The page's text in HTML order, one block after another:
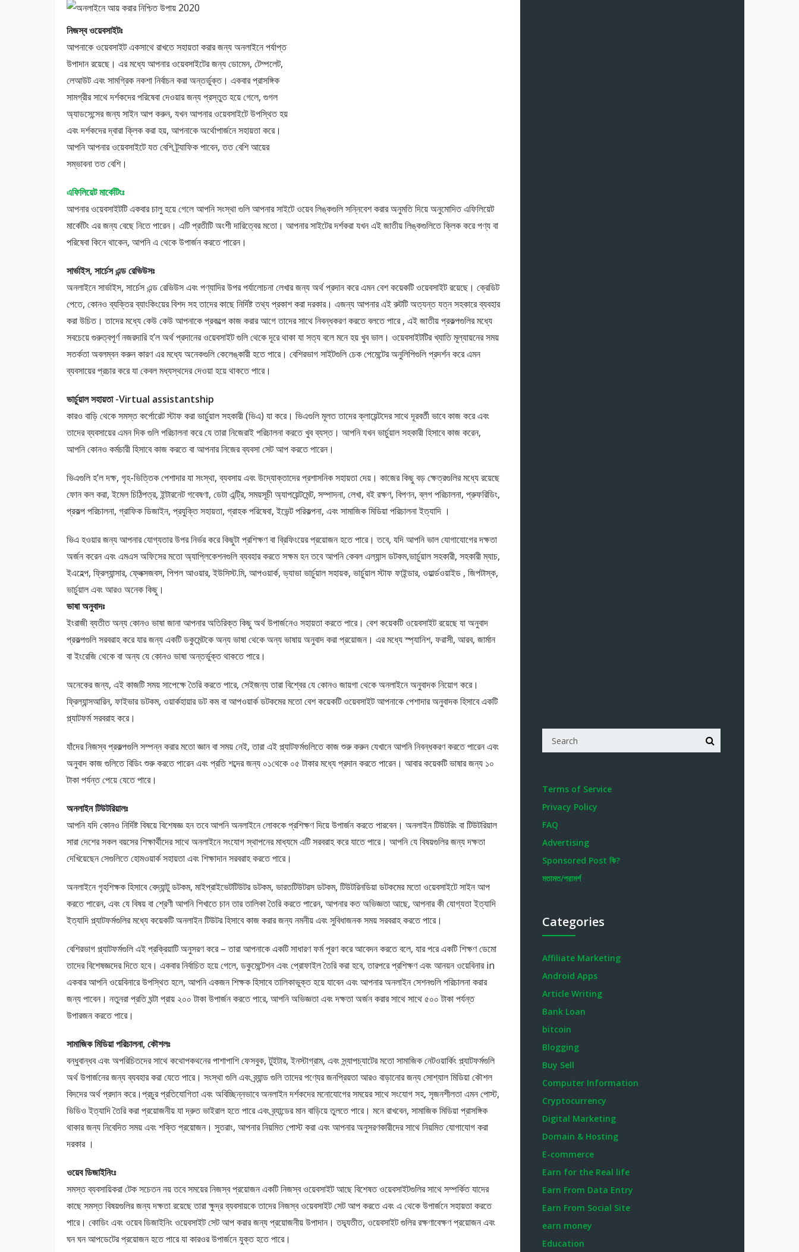
নিজস্ব ওয়েবসাইটঃ
আপনাকে ওয়েবসাইট একসাথে রাখতে সহায়তা করার জন্য অনলাইনে পর্যাপ্ত
উপাদান রয়েছে। এর মধ্যে আপনার ওয়েবসাইটের জন্য ডোমেন, টেম্পলেট,
লেআউট এবং সামগ্রিক নকশা নির্বাচন করা অন্তর্ভুক্ত। একবার প্রাসঙ্গিক
সামগ্রীর সাথে দর্শকদের পরিষেবা দেওয়ার জন্য প্রস্তুত হয়ে গেলে, গুগল
অ্যাডসেন্সের জন্য সাইন আপ করুন, যখন আপনার ওয়েবসাইটে উপস্থিত হয়
এবং দর্শকদের দ্বারা ক্লিক করা হয়, আপনাকে অর্থোপার্জনে সহায়তা করে।
আপনি আপনার ওয়েবসাইটে যত বেশি ট্র্যাফিক পাবেন, তত বেশি আয়ের
সম্ভাবনা তত বেশি।
এফিলিয়েট মার্কেটিংঃ
আপনার ওয়েবসাইটটি একবার চালু হয়ে গেলে আপনি সংস্থা গুলি আপনার সাইটে ওয়েব লিঙ্কগুলি সন্নিবেশ করার অনুমতি দিয়ে অনুমোদিত এফিলিয়েট
মার্কেটিং এর জন্য বেছে নিতে পারেন। এটি প্রতীটি অংশী দারিত্বের মতো। আপনার সাইটের দর্শকরা যখন এই জাতীয় লিঙ্কগুলিতে ক্লিক করে পণ্য বা
পরিষেবা কিনে থাকেন, আপনি এ থেকে উপার্জন করতে পারেন।
সার্ভাইস, সার্চেস এন্ড রেভিউসঃ
অনলাইনে সার্ভাইস, সার্চেস এন্ড রেভিউস এবং পণ্যাদির উপর পর্যালোচনা লেখার জন্য অর্থ প্রদান করে এমন বেশ কয়েকটি ওয়েবসাইট রয়েছে। ক্রেডিট
পেতে, কোনও ব্যক্তির ব্যাংকিংয়ের বিশদ সহ তাদের কাছে নির্দিষ্ট তথ্য প্রকাশ করা দরকার। এজন্য আপনার এই রুটটি অত্যন্ত যত্ন সহকারে ব্যবহার
করা উচিত। তাদের মধ্যে কেউ কেউ আপনাকে প্রকল্পে কাজ করার আগে তাদের সাথে নিবন্ধকরণ করতে বলতে পারে , এই জাতীয় প্রকল্পগুলির মধ্যে
সবচেয়ে গুরুত্বপূর্ণ নজরদারি হ’ল অর্থ প্রদানের ওয়েবসাইট গুলি থেকে দূরে থাকা যা সত্য বলে মনে হয় খুব ভাল। ওয়েবসাইটটির খ্যাতি মূল্যায়নের সময়
সতর্কতা অবলম্বন করুন কারণ এর মধ্যে অনেকগুলি কেলেঙ্কারী হতে পারে। বেশিরভাগ সাইটগুলি চেক পেমেন্টের অনুলিপিগুলি প্রদর্শন করে এমন
ব্যবসায়ের প্রচার করে যা কেবল মধ্যস্থদের দেওয়া হয়ে থাকতে পারে।
ভার্চুয়াল সহায়তা -Virtual assistantship
কারও বাড়ি থেকে সমস্ত কর্পোরেট স্টাফ করা ভার্চুয়াল সহকারী (ভিএ) যা করে। ভিএগুলি মূলত তাদের ক্লায়েন্টদের সাথে দূরবর্তী ভাবে কাজ করে এবং
তাদের ব্যবসায়ের এমন দিক গুলি পরিচালনা করে যে তারা নিজেরাই পরিচালনা করতে খুব ব্যস্ত। আপনি যখন ভার্চুয়াল সহকারী হিসাবে কাজ করেন,
আপনি কোনও কর্মচারী হিসাবে কাজ করতে বা আপনার নিজের ব্যবসা সেট আপ করতে পারেন।
ভিএগুলি হ’ল দক্ষ, গৃহ-ভিত্তিক পেশাদার যা সংস্থা, ব্যবসায় এবং উদ্যোক্তাদের প্রশাসনিক সহায়তা দেয়। কাজের কিছু বড় ক্ষেত্রগুলির মধ্যে রয়েছে
ফোন কল করা, ইমেল চিঠিপত্র, ইন্টারনেট গবেষণা, ডেটা এন্ট্রি, সময়সূচী অ্যাপয়েন্টমেন্ট, সম্পাদনা, লেখা, বই রক্ষণ, বিপণন, ব্লগ পরিচালনা, প্রুফরিডিং,
প্রকল্প পরিচালনা, গ্রাফিক ডিজাইন, প্রযুক্তি সহায়তা, গ্রাহক পরিষেবা, ইভেন্ট পরিকল্পনা, এবং সামাজিক মিডিয়া পরিচালনা ইত্যাদি ।
ভিএ হওয়ার জন্য আপনার যোগ্যতার উপর নির্ভর করে কিছুটা প্রশিক্ষণ বা ব্রিফিংয়ের প্রয়োজন হতে পারে। তবে, যদি আপনি ভাল যোগাযোগের দক্ষতা
অর্জন করেন এবং এমএস অফিসের মতো অ্যাপ্লিকেশনগুলি ব্যবহার করতে সক্ষম হন তবে আপনি কেবল এল্যান্স ডটকম,ভার্চুয়াল সহকারী, সহকারী ম্যাচ,
ইএহেল্প, ফ্রিল্যান্সার, ফ্লেক্সজবস, পিপল আওয়ার, ইউসিস্ট.মি, আপওয়ার্ক, ভ্যাভা ভার্চুয়াল সহায়ক, ভার্চুয়াল স্টাফ ফাইন্ডার, ওয়ার্ল্ডওয়াইড , জিপটাস্ক,
ভার্চুয়াল এবং আরও অনেক কিছু।
ভাষা অনুবাদঃ
ইংরাজী ব্যতীত অন্য কোনও ভাষা জানা আপনার অতিরিক্ত কিছু অর্থ উপার্জনেও সহায়তা করতে পারে। বেশ কয়েকটি ওয়েবসাইট রয়েছে যা অনুবাদ
প্রকল্পগুলি সরবরাহ করে যার জন্য একটি ডকুমেন্টকে অন্য ভাষা থেকে অন্য ভাষায় অনুবাদ করা প্রয়োজন। এর মধ্যে স্প্যানিশ, ফরাসী, আরব, জার্মান
বা ইংরেজি থেকে বা অন্য যে কোনও ভাষা অন্তর্ভুক্ত থাকতে পারে।
অনেকের জন্য, এই কাজটি সময় সাপেক্ষে তৈরি করতে পারে, সেইজন্য তারা বিশ্বের যে কোনও জায়গা থেকে অনলাইনে অনুবাদক নিয়োগ করে।
ফ্রিল্যান্সআরিন, ফাইভার ডটকম, ওয়ার্কহায়ার ডট কম বা আপওয়ার্ক ডটকমের মতো বেশ কয়েকটি ওয়েবসাইট আপনাকে পেশাদার অনুবাদক হিসাবে একটি
প্ল্যাটফর্ম সরবরাহ করে।
যাঁদের নিজস্ব প্রকল্পগুলি সম্পন্ন করার মতো জ্ঞান বা সময় নেই, তারা এই প্ল্যাটফর্মগুলিতে কাজ শুরু করুন যেখানে আপনি নিবন্ধকরণ করতে পারেন এবং
অনুবাদ কাজ গুলিতে বিডিং শুরু করতে পারেন এবং প্রতি শব্দের জন্য ০১থেকে ০৫ টাকার মধ্যে প্রদান করতে পারেন। আবার কয়েকটি ভাষার জন্য ১০
টাকা পর্যন্ত পেয়ে যেতে পারে।
অনলাইন টিউটরিয়ালঃ
আপনি যদি কোনও নির্দিষ্ট বিষয়ে বিশেষজ্ঞ হন তবে আপনি অনলাইনে লোককে প্রশিক্ষণ দিয়ে উপার্জন করতে পারবেন। অনলাইন টিউটরিং বা টিউটরিয়াল
সারা দেশের সকল বয়সের শিক্ষার্থীদের সাথে অনলাইনে সংযোগ স্থাপনের মাধ্যমে এটি সরবরাহ করে যাতে পারে। আপনি যে বিষয়গুলির জন্য দক্ষতা
দেখিয়েছেন সেগুলিতে হোমওয়ার্ক সহায়তা এবং শিক্ষাদান সরবরাহ করতে পারে।
অনলাইনে গৃহশিক্ষক হিসাবে বেদ্যান্টু ডটকম, মাইপ্রাইভেটটিউটর ডটকম, ভারতটিউটরস ডটকম, টিউটরিনডিয়া ডটকমের মতো ওয়েবসাইটে সাইন আপ
করতে পারেন, এবং যে বিষয় বা শ্রেণী আপনি শিখাতে চান তার তালিকা তৈরি করতে পারেন, আপনার কত অভিজ্ঞতা আছে, আপনার কী যোগ্যতা ইত্যাদি
ইত্যাদি প্ল্যাটফর্মগুলির মধ্যে কয়েকটি অনলাইন টিউটর হিসাবে কাজ করার জন্য নমনীয় এবং সুবিধাজনক সময় সরবরাহ করতে পারে।
বেশিরভাগ প্ল্যাটফর্মগুলি এই প্রক্রিয়াটি অনুসরণ করে – তারা আপনাকে একটি সাধারণ ফর্ম পূরণ করে আবেদন করতে বলে, যার পরে একটি শিক্ষণ ডেমো
তাদের বিশেষজ্ঞদের দিতে হবে। একবার নির্বাচিত হয়ে গেলে, ডকুমেন্টেশন এবং প্রোফাইল তৈরি করা হবে, তারপরে প্রশিক্ষণ এবং আনয়ন ওয়েবিনার in
একবার আপনি ওয়েবিনারে উপস্থিত হলে, আপনি একজন শিক্ষক হিসাবে তালিকাভুক্ত হয়ে যাবেন এবং আপনার অনলাইন সেশনগুলি পরিচালনা করার
জন্য পাবেন। নতুনরা প্রতি ঘন্টা প্রায় ২০০ টাকা উপার্জন করতে পারে, আপনি অভিজ্ঞতা এবং দক্ষতা অর্জন করার সাথে সাথে ৫০০ টাকা পর্যন্ত
উপারজন করতে পারে।
সামাজিক মিডিয়া পরিচালনা, কৌশলঃ
বন্ধুবান্ধব এবং অপরিচিতদের সাথে কথোপকথনের পাশাপাশি ফেসবুক, টুইটার, ইনস্টাগ্রাম, এবং স্ন্যাপচ্যাটের মতো সামাজিক নেটওয়ার্কিং প্ল্যাটফর্মগুলি
অর্থ উপার্জনের জন্য ব্যবহার করা যেতে পারে। সংস্থা গুলি এবং ব্র্যান্ড গুলি তাদের পণ্যের জনপ্রিয়তা আরও বাড়ানোর জন্য সোশ্যাল মিডিয়া কৌশল
বিদদের অর্থ প্রদান করে।প্রচুর প্রতিযোগিতা এবং অবিচ্ছিন্নভাবে অনলাইন দর্শকদের মনোযোগের সময়ের সাথে সংযোগ সহ, সৃজনশীলতা এমন পোস্ট,
ভিডিও ইত্যাদি তৈরি করা প্রয়োজনীয় যা দ্রুত ভাইরাল হতে পারে এবং ব্র্যান্ডের মান বাড়িয়ে তুলতে পারে। মনে রাখবেন, সামাজিক মিডিয়া প্রাসঙ্গিক
থাকার জন্য নিবেদিত সময় এবং শক্তি প্রয়োজন। সুতরাং, আপনার নিয়মিত পোস্ট করা এবং আপনার অনুসরণকারীদের সাথে নিয়মিত যোগাযোগ করা
দরকার ।
ওয়েব ডিজাইনিংঃ
সমস্ত ব্যবসায়িকরা টেক সচেতন নয় তবে সময়ের নিজস্ব প্রয়োজন একটি নিজস্ব ওয়েবসাইট আছে বিশেষত ওয়েবসাইটগুলির সাথে সম্পর্কিত যাদের
কাছে সমস্ত বিষয়গুলির জন্য দক্ষতা রয়েছে তারা ক্ষুদ্র ব্যবসায়কে তাদের নিজস্ব ওয়েবসাইট সেট আপ করতে এবং এ থেকে উপার্জনে সহায়তা করতে
পারে। কোডিং এবং ওয়েব ডিজাইনিং ওয়েবসাইট সেট আপ করার জন্য প্রয়োজনীয় উপাদান। তদ্ব্যতীত, ওয়েবসাইট গুলির রক্ষণাবেক্ষণ প্রয়োজন এবং
ঘন ঘন আপডেটের প্রয়োজন হতে পারে যা কারওর উপার্জনে যুক্ত হতে পারে।
Terms of Service
Privacy Policy
FAQ
Advertising
Sponsored Post কি?
মতামত/পরামর্শ
Categories
Affiliate Marketing
Android Apps
Article Writing
Bank Loan
bitcoin
Blogging
Buy Sell
Computer Information
Cryptocurrency
Digital Marketing
Domain & Hosting
E-commerce
Earn for the Real life
Earn From Data Entry
Earn From Social Site
earn money
Education